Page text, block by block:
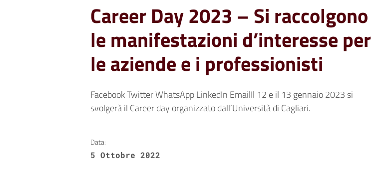
Career Day 2023 – Si raccolgono
le manifestazioni d’interesse per
le aziende e i professionisti
Facebook Twitter WhatsApp LinkedIn EmailIl 12 e il 13 gennaio 2023 si
svolgerà il Career day organizzato dall’Università di Cagliari.
Data:
5 Ottobre 2022